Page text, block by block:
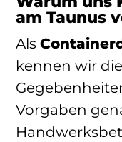
am Taunus
Als
kennen wir
Vorgaben